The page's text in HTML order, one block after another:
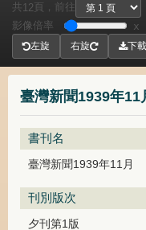
臺灣新聞1939年11
書刊名
臺灣新聞1939年11月
刊別版次
夕刊第1版
共 12頁， 前往
影像倍率
x
左旋 右旋 下載